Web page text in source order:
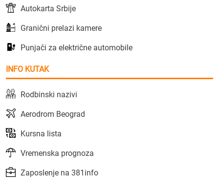
Autokarta Srbije
Granični prelazi kamere
Punjači za električne automobile
INFO KUTAK
Rodbinski nazivi
Aerodrom Beograd
Kursna lista
Vremenska prognoza
Zaposlenje na 381info